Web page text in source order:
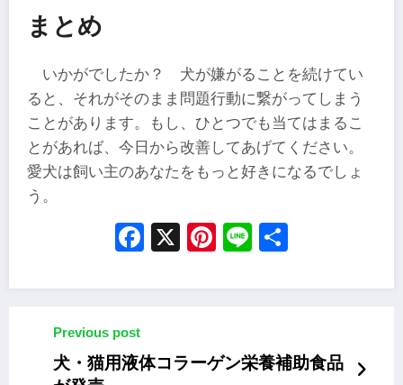
まとめ
いかがでしたか？ 犬が嫌がることを続けてい
ると、それがそのまま問題行動に繋がってしまう
ことがあります。もし、ひとつでも当てはまるこ
とがあれば、今日から改善してあげてください。
愛犬は飼い主のあなたをもっと好きになるでしょ
う。
Facebook
X Pinterest
Line
Previous post
犬・猫用液体コラーゲン栄養補助食品